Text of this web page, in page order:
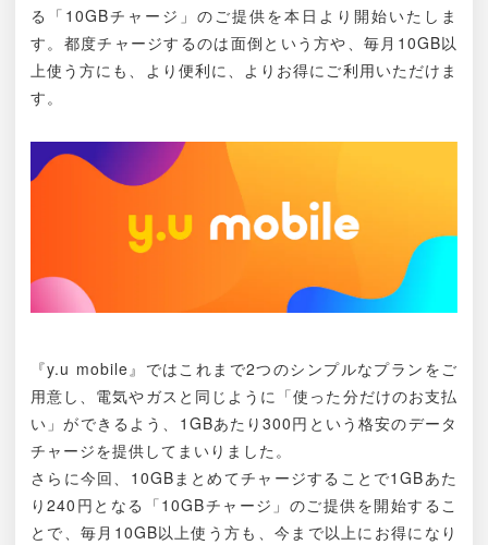
る「10GBチャージ」のご提供を本日より開始いたしま
す。都度チャージするのは面倒という方や、毎月10GB以
上使う方にも、より便利に、よりお得にご利用いただけま
す。
『y.u mobile』ではこれまで2つのシンプルなプランをご
用意し、電気やガスと同じように「使った分だけのお支払
い」ができるよう、1GBあたり300円という格安のデータ
チャージを提供してまいりました。
さらに今回、10GBまとめてチャージすることで1GBあた
り240円となる「10GBチャージ」のご提供を開始するこ
とで、毎月10GB以上使う方も、今まで以上にお得になり